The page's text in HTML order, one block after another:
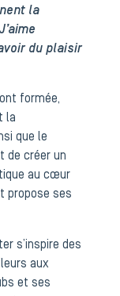
la
du plaisir
formée,
la
que le
de créer un
au cœur
propose ses
s’inspire des
aux
et ses